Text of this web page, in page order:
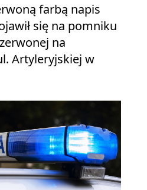
farbą napis
się na pomniku
na
Artyleryjskiej w